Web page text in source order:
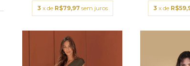
3 x de R$79,97 sem juros 3 x de